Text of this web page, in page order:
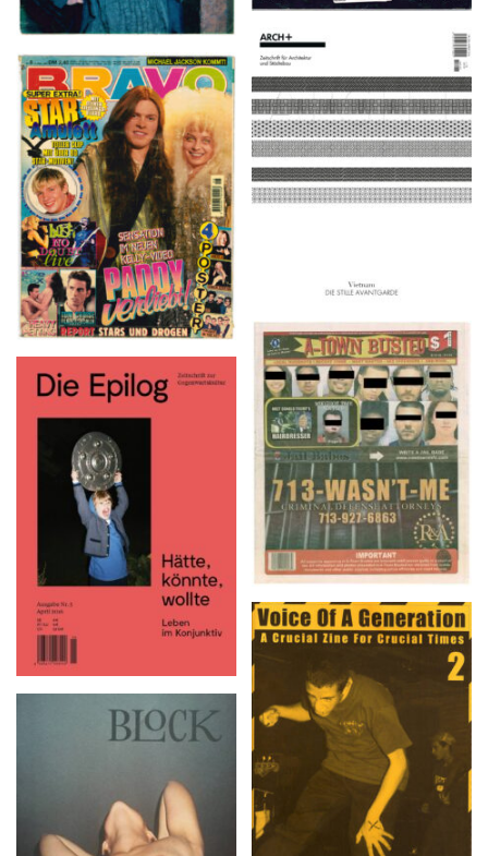
ARCH+ Nr. 226, Herbst
2016
BRAVO – Nr. 8, 13. Febr.
1997
A-TOWN BUSTED –
8/15/16–9/1/16
Die Epilog – Ausgabe 5,
April 2016
Voice Of A Generation 2